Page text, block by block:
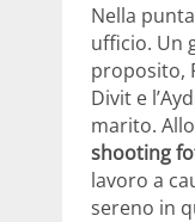
Nella
ufficio. Un
proposito,
Divit e
marito.
shooting
lavoro a
sereno in